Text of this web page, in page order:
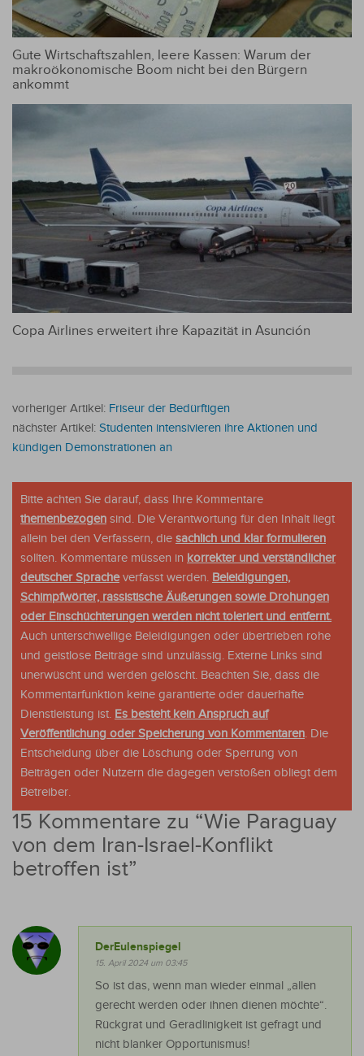
Gute Wirtschaftszahlen, leere Kassen: Warum der
makroökonomische Boom nicht bei den Bürgern
ankommt
Copa Airlines erweitert ihre Kapazität in Asunción
vorheriger Artikel: Friseur der Bedürftigen
nächster Artikel: Studenten intensivieren ihre Aktionen und
kündigen Demonstrationen an
Bitte achten Sie darauf, dass Ihre Kommentare
themenbezogen sind. Die Verantwortung für den Inhalt liegt
allein bei den Verfassern, die sachlich und klar formulieren
sollten. Kommentare müssen in korrekter und verständlicher
deutscher Spracheverfasst werden. Beleidigungen,
Schimpfwörter, rassistische Äußerungen sowie Drohungen
oder Einschüchterungen werden nicht toleriert und entfernt.
Auch unterschwellige Beleidigungen oder übertrieben rohe
und geistlose Beiträge sind unzulässig. Externe Links sind
unerwüscht und werden gelöscht. Beachten Sie, dass die
Kommentarfunktion keine garantierte oder dauerhafte
Dienstleistung ist. Es besteht kein Anspruch auf
Veröffentlichung oder Speicherung von Kommentaren. Die
Entscheidung über die Löschung oder Sperrung von
Beiträgen oder Nutzern die dagegen verstoßen obliegt dem
Betreiber.
15 Kommentare zu “Wie Paraguay
von dem Iran-Israel-Konflikt
betroffen ist”
DerEulenspiegel
15. April 2024 um 03:45
So ist das, wenn man wieder einmal „allen
gerecht werden oder ihnen dienen möchte“.
Rückgrat und Geradlinigkeit ist gefragt und
nicht blanker Opportunismus!